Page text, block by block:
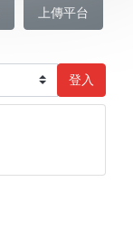
上傳平台
登入